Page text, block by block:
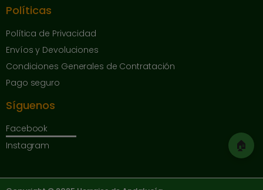
🏠
Políticas
Política de Privacidad
Envíos y Devoluciones
Condiciones Generales de Contratación
Pago seguro
Síguenos
Facebook
Instagram